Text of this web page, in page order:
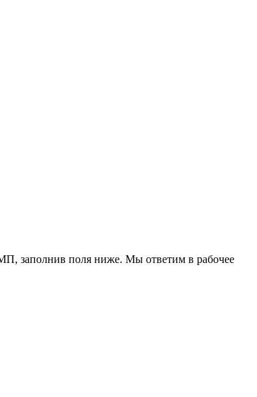
заполнив поля ниже. Mы ответим в рабочее